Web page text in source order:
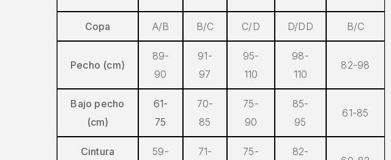
Copa A/B B/C C/D D/DD B/C
Pecho (cm)
89-
90
91-
97
95-
110
98-
110
82-98
Bajo pecho
(cm)
61-
75
70-
85
75-
90
85-
95
61-85
Cintura 59- 71- 75- 82-